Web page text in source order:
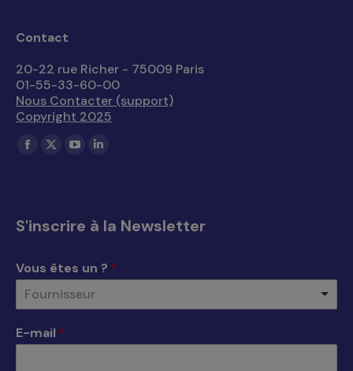
Contact
20-22 rue Richer - 75009 Paris
01-55-33-60-00
Nous Contacter (support)
Copyright 2025
Trouvez nous sur :
La
dans
nouvelle
fenêtre
La
dans
nouvelle
fenêtre
La
dans
nouvelle
fenêtre
La
dans
nouvelle
S'inscrire à la Newsletter
Vous êtes un ? *
Fournisseur
E-mail *